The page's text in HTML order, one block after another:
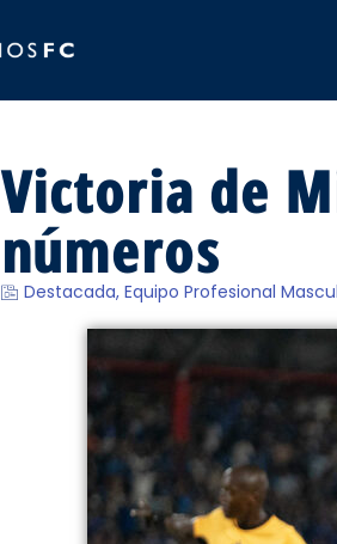
Victoria de
números
Destacada, Equipo Profesional